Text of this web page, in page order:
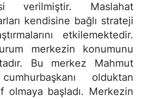
verilmiştir. Maslahat
kendisine bağlı strateji
etkilemektedir.
merkezin konumunu
Bu merkez Mahmut
olduktan
olmaya başladı. Merkezin